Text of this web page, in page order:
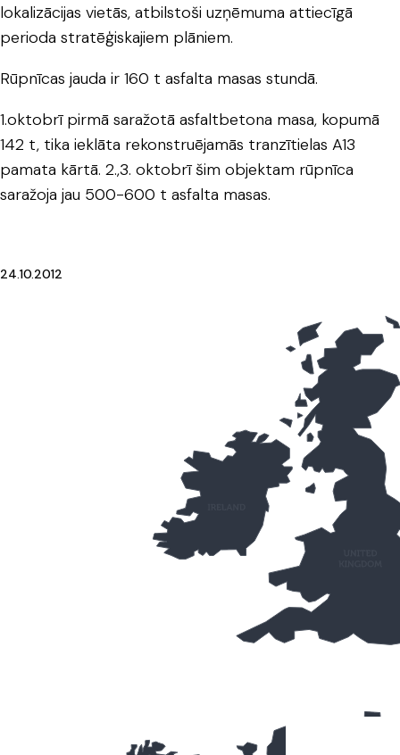
lokalizācijas vietās, atbilstoši uzņēmuma attiecīgā
perioda stratēģiskajiem plāniem.
Rūpnīcas jauda ir 160 t asfalta masas stundā.
1.oktobrī pirmā saražotā asfaltbetona masa, kopumā
142 t, tika ieklāta rekonstruējamās tranzītielas A13
pamata kārtā. 2.,3. oktobrī šim objektam rūpnīca
saražoja jau 500-600 t asfalta masas.
24.10.2012